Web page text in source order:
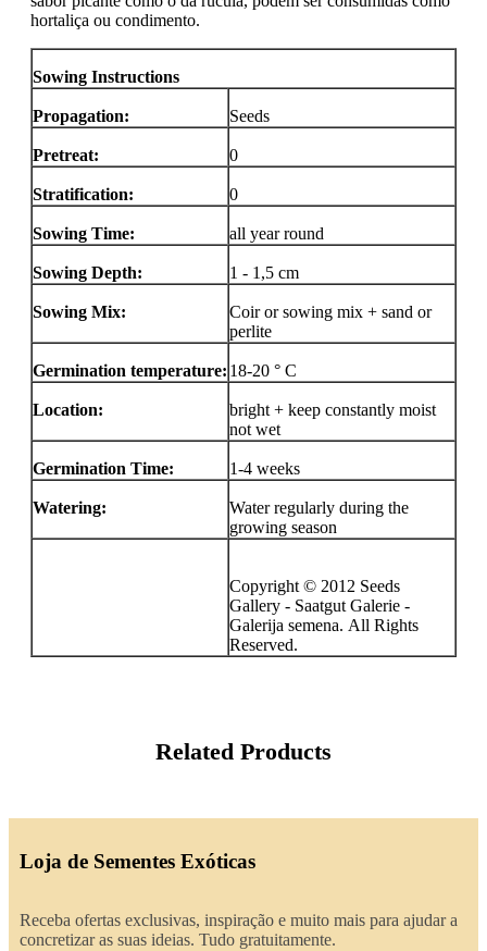
hortaliça ou condimento.
Sowing Instructions
Propagation: Seeds
Pretreat: 0
Stratification: 0
Sowing Time: all year round
Sowing Depth: 1 - 1,5 cm
Sowing Mix:
Coir or sowing mix + sand or
perlite
Germination temperature: 18-20 ° C
Location:
bright + keep constantly moist
not wet
Germination Time: 1-4 weeks
Watering:
Water regularly during the
growing season
Copyright © 2012 Seeds
Gallery - Saatgut Galerie -
Galerija semena. All Rights
Reserved.
Related Products
Loja de Sementes Exóticas
Receba ofertas exclusivas, inspiração e muito mais para ajudar a
concretizar as suas ideias. Tudo gratuitamente.